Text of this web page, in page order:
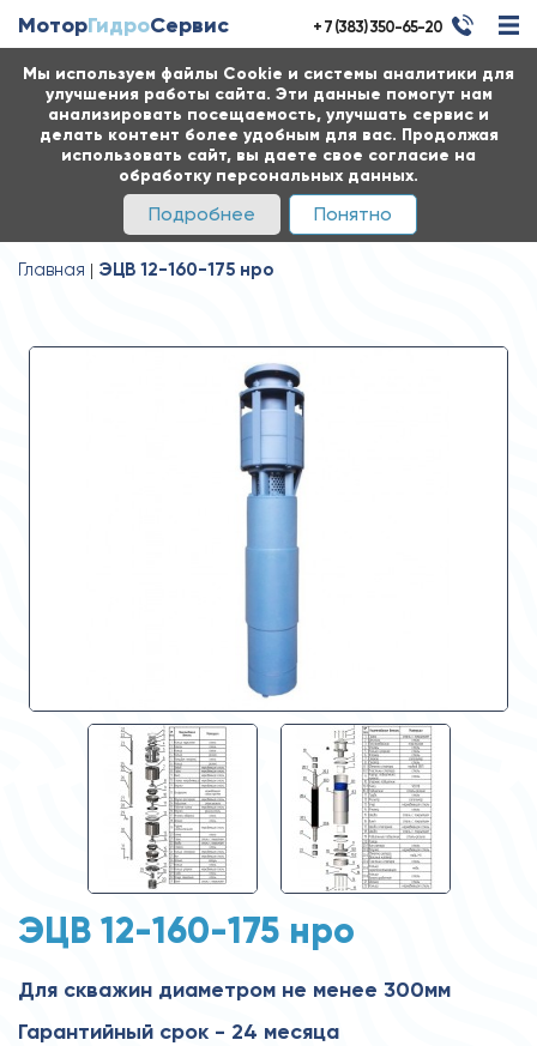
Мы используем файлы Cookie и системы аналитики для
улучшения работы сайта. Эти данные помогут нам
анализировать посещаемость, улучшать сервис и
делать контент более удобным для вас. Продолжая
использовать сайт, вы даете свое согласие на
обработку персональных данных.
Подробнее Понятно
МоторГидроСервис + 7 (383) 350-65-20
Главная ЭЦВ 12-160-175 нро
ЭЦВ 12-160-175 нро
Для скважин диаметром не менее 300мм
Гарантийный срок - 24 месяца